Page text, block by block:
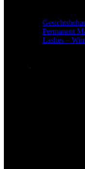
Permanent
Lashes –